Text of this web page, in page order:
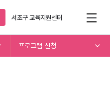
서초구교육지원센터
프로그램 신청